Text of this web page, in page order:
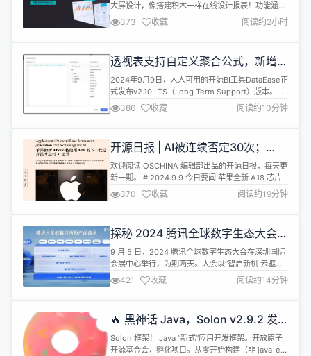
大屏设计，像搭建积木一样在线设计报表！功能涵
盖，数据报表、打印设计、图表报表、大屏设计等！
Web 版报表设计器，类似于 excel 操作风格，通过
拖拽完成报表设计。 秉承 "简单、易用、专业" 的产
节省成本、解决各类报表难题。 领先的企业级 Web
报表，采用纯 ...
373 收藏 阅读约2小时
透视表支持自定义聚合公式，新增字
体管理功能，DataEase 开源 BI 工
具 v2.10 LTS 版本发布
2024年9月9日，人人可用的开源BI工具DataEase正
式发布v2.10 LTS（Long Term Support）版本。
DataEase开源项目组将对v2.10 LTS版本提供长期支
持，定期迭代发布小版本，持续进行问题修复更新并
针对部分功能进行优化。欢迎广大用户升级使用
v2.10 LTS版本。 DataEase v2.10 LTS版本的功能变
动包括：...
386 收藏 阅读约10分钟
开源日报 | AI被连续否定30次；
Java“上位”；开源模型之王翻车；
A18芯片采用Arm最新架构；鸿蒙系
统“飞天”；IBM曾经是伟大的企业
欢迎阅读 OSCHINA 编辑部出品的开源日报，每天更
新一期。 # 2024.9.9 今日要闻 苹果全新 A18 芯片
基于 Arm 最新 V9 架构 英国媒体《金融时报》报道
称，苹果计划在周一的发布会上推出 iPhone 16 系
列新机，以及其采用的基于 Arm 最新 V9 架构的
更强大的机...
370 收藏 阅读约19分钟
探秘 2024 腾讯全球数字生态大会数
据库专场：中国数据库的更快、更
稳、更强
9 月 5 日，2024 腾讯全球数字生态大会在深圳国际
会展中心举行，为期两天。大会以“智启新机 云驱增
长”为主题，汇聚多位行业领军人物及企业专家，以
“增长”为主线，前沿探索为基石，行业最佳实践为新
杆，聚焦数字化下的产业新增长，共话企业融合创新
副总裁、云与智慧产业事业群 CEO 汤道生表示，当
下很多企业面临内外...
421 收藏 阅读约14分钟
🔥 黑神话 Java，Solon v2.9.2 发
布
Solon 框架！ Java “新式”应用开发框架。开放原子
开源基金会，孵化项目。从零开始构建（非 java-ee